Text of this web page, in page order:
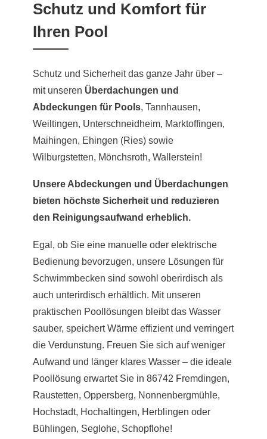
Schutz und Komfort für
Ihren Pool
Schutz und Sicherheit das ganze Jahr über –
mit unseren Überdachungen und
Abdeckungen für Pools, Tannhausen,
Weiltingen, Unterschneidheim, Marktoffingen,
Maihingen, Ehingen (Ries) sowie
Wilburgstetten, Mönchsroth, Wallerstein!
Unsere Abdeckungen und Überdachungen
bieten höchste Sicherheit und reduzieren
den Reinigungsaufwand erheblich.
Egal, ob Sie eine manuelle oder elektrische
Bedienung bevorzugen, unsere Lösungen für
Schwimmbecken sind sowohl oberirdisch als
auch unterirdisch erhältlich. Mit unseren
praktischen Poollösungen bleibt das Wasser
sauber, speichert Wärme effizient und verringert
die Verdunstung. Freuen Sie sich auf weniger
Aufwand und länger klares Wasser – die ideale
Poollösung erwartet Sie in 86742 Fremdingen,
Raustetten, Oppersberg, Nonnenbergmühle,
Hochstadt, Hochaltingen, Herblingen oder
Bühlingen, Seglohe, Schopflohe!